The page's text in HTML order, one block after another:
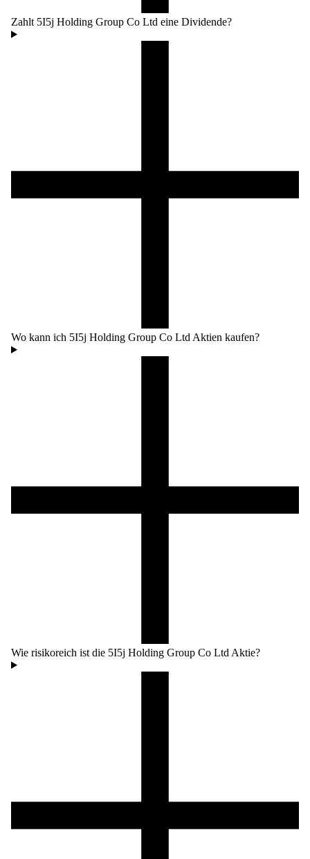
Zahlt 5I5j Holding Group Co Ltd eine Dividende?
Wo kann ich 5I5j Holding Group Co Ltd Aktien kaufen?
Wie risikoreich ist die 5I5j Holding Group Co Ltd Aktie?